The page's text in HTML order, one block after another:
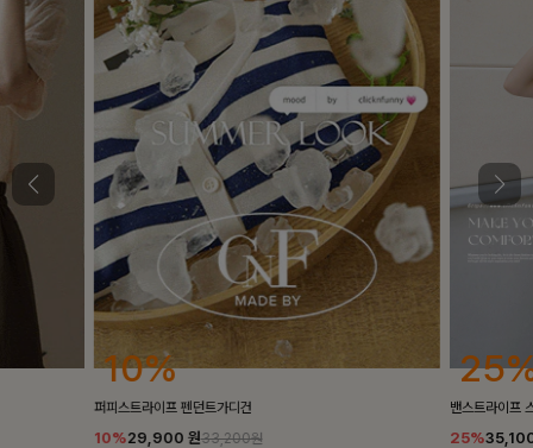
25%
밴스트라이프 스트링원피스
25%35,100 원46,800원
10%
[5천장돌파/
10%